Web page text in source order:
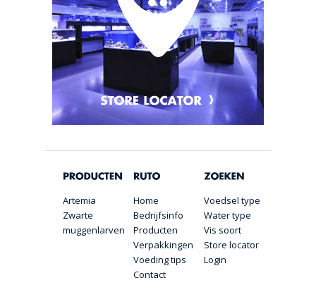
Artemia
Zwarte
muggenlarven
Home
Bedrijfsinfo
Producten
Verpakkingen
Voeding tips
Contact
Voedsel type
Water type
Vis soort
Store locator
Login